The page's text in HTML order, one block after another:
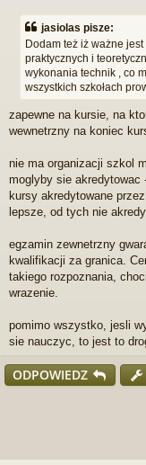
s
jasiolas pisze:
Dodam też iż ważne
praktycznych i
wykonania technik , co
wszystkich szkołach
zapewne na kursie, na
wewnetrzny na koniec
nie ma organizacji szkol
moglyby sie akredytowac
kursy akredytowane
lepsze, od tych nie
egzamin zewnetrzny
kwalifikacji za granica.
takiego rozpoznania,
wrazenie.
pomimo wszystko, jesli
sie nauczyc, to jest to
ODPOWIEDZ